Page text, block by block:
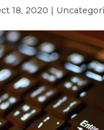
18, 2020 |